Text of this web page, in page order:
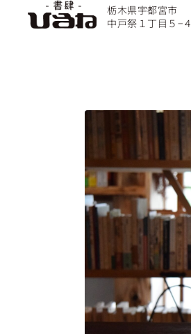
栃木県宇都宮市
中戸祭１丁目５−４